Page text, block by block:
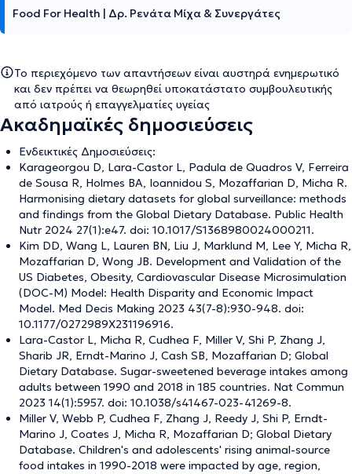
Food For Health | Δρ. Ρενάτα Μίχα & Συνεργάτες
Το περιεχόμενο των απαντήσεων είναι αυστηρά ενημερωτικό
και δεν πρέπει να θεωρηθεί υποκατάστατο συμβουλευτικής
από ιατρούς ή επαγγελματίες υγείας
Ακαδημαϊκές δημοσιεύσεις
Ενδεικτικές Δημοσιεύσεις:
Karageorgou D, Lara-Castor L, Padula de Quadros V, Ferreira
de Sousa R, Holmes BA, Ioannidou S, Mozaffarian D, Micha R.
Harmonising dietary datasets for global surveillance: methods
and findings from the Global Dietary Database. Public Health
Nutr 2024 27(1):e47. doi: 10.1017/S1368980024000211.
Kim DD, Wang L, Lauren BN, Liu J, Marklund M, Lee Y, Micha R,
Mozaffarian D, Wong JB. Development and Validation of the
US Diabetes, Obesity, Cardiovascular Disease Microsimulation
(DOC-M) Model: Health Disparity and Economic Impact
Model. Med Decis Making 2023 43(7-8):930-948. doi:
10.1177/0272989X231196916.
Lara-Castor L, Micha R, Cudhea F, Miller V, Shi P, Zhang J,
Sharib JR, Erndt-Marino J, Cash SB, Mozaffarian D; Global
Dietary Database. Sugar-sweetened beverage intakes among
adults between 1990 and 2018 in 185 countries. Nat Commun
2023 14(1):5957. doi: 10.1038/s41467-023-41269-8.
Miller V, Webb P, Cudhea F, Zhang J, Reedy J, Shi P, Erndt-
Marino J, Coates J, Micha R, Mozaffarian D; Global Dietary
Database. Children's and adolescents' rising animal-source
food intakes in 1990-2018 were impacted by age, region,